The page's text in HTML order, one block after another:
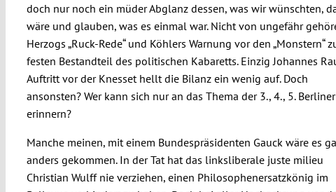
doch nur noch ein müder Abglanz dessen, was wir wünschten,
wäre und glauben, was es einmal war. Nicht von ungefähr
Herzogs „Ruck-Rede“ und Köhlers Warnung vor den „Monstern“
festen Bestandteil des politischen Kabaretts. Einzig Johannes
Auftritt vor der Knesset hellt die Bilanz ein wenig auf. Doch
ansonsten? Wer kann sich nur an das Thema der 3., 4., 5.
erinnern?
Manche meinen, mit einem Bundespräsidenten Gauck wäre es
anders gekommen. In der Tat hat das linksliberale juste milieu
Christian Wulff nie verziehen, einen Philosophenersatzkönig im